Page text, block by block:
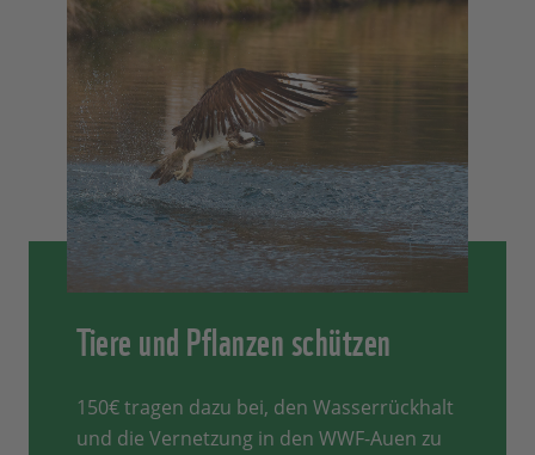
Tiere und Pflanzen schützen
150€ tragen dazu bei, den Wasserrückhalt
und die Vernetzung in den WWF-Auen zu